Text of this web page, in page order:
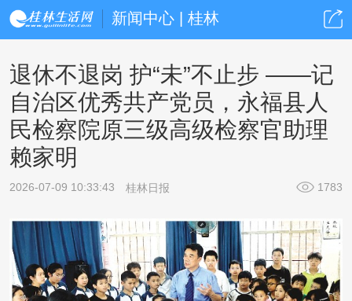
新闻中心 | 桂林
退休不退岗 护“未”不止步 ——记
自治区优秀共产党员，永福县人
民检察院原三级高级检察官助理
赖家明
2026-07-09 10:33:43 桂林日报 1783